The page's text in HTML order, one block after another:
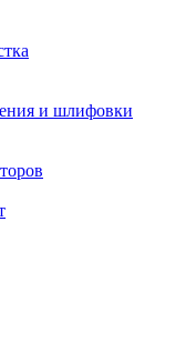
и шлифовки